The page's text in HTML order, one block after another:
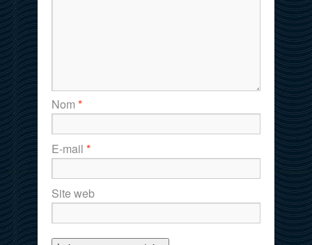
Nom *
E-mail *
Site web